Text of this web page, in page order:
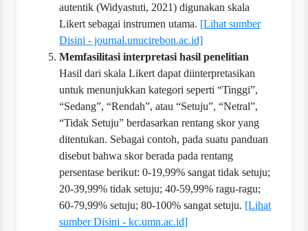
autentik (Widyastuti, 2021) digunakan skala
Likert sebagai instrumen utama. [Lihat sumber
Disini - journal.unucirebon.ac.id]
Memfasilitasi interpretasi hasil penelitian
Hasil dari skala Likert dapat diinterpretasikan
untuk menunjukkan kategori seperti “Tinggi”,
“Sedang”, “Rendah”, atau “Setuju”, “Netral”,
“Tidak Setuju” berdasarkan rentang skor yang
ditentukan. Sebagai contoh, pada suatu panduan
disebut bahwa skor berada pada rentang
persentase berikut: 0-19,99% sangat tidak setuju;
20-39,99% tidak setuju; 40-59,99% ragu-ragu;
60-79,99% setuju; 80-100% sangat setuju. [Lihat
sumber Disini - kc.umn.ac.id]